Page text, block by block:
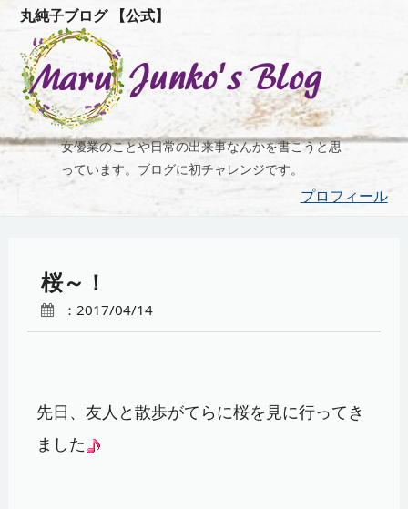
丸純子ブログ 【公式】
女優業のことや日常の出来事なんかを書こうと思
っています。ブログに初チャレンジです。
プロフィール
桜～！
：2017/04/14
先日、友人と散歩がてらに桜を見に行ってき
ました